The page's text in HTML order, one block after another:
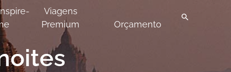
Viagens
Premium
Orçamento